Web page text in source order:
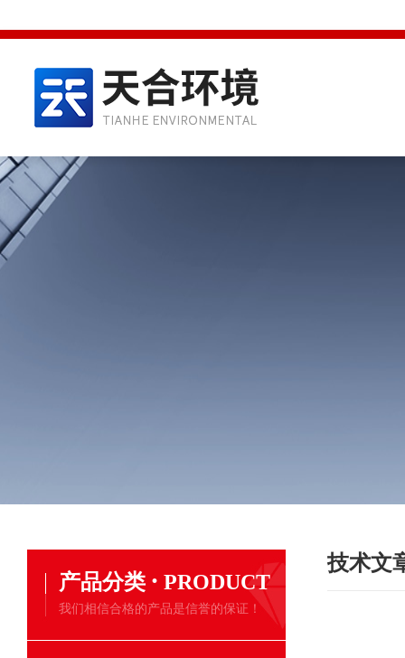
产品分类 · PRODUCT
我们相信合格的产品是信誉的保证！
技术文